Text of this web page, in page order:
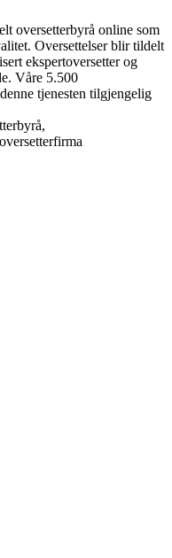
oversetterbyrå online som
Oversettelser blir tildelt
ekspertoversetter og
Våre 5.500
tjenesten tilgjengelig